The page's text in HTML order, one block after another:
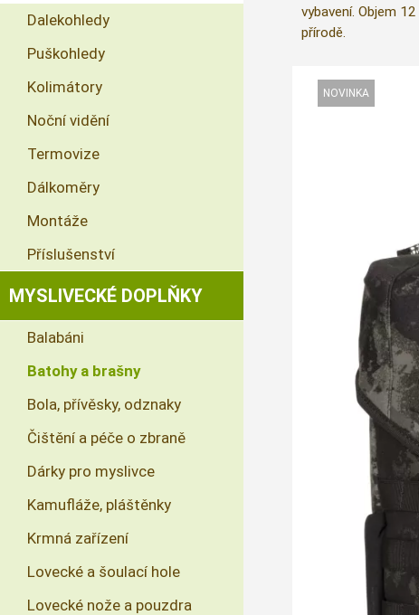
vybavení. Objem
přírodě.
Dalekohledy
Puškohledy
Kolimátory
Noční vidění
Termovize
Dálkoměry
Montáže
Příslušenství
MYSLIVECKÉ DOPLŇKY
Balabáni
Batohy a brašny
Bola, přívěsky, odznaky
Čištění a péče o zbraně
Dárky pro myslivce
Kamufláže, pláštěnky
Krmná zařízení
Lovecké a šoulací hole
Lovecké nože a pouzdra